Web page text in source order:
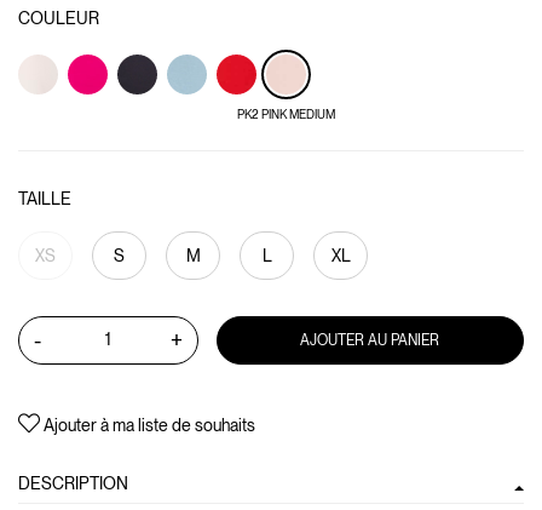
COULEUR
PK2 PINK MEDIUM
TAILLE
XS S M L XL
- + AJOUTER AU PANIER
Ajouter à ma liste de souhaits
DESCRIPTION